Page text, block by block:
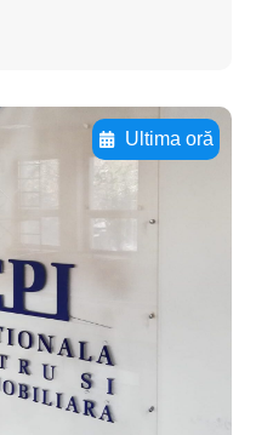
Ultima oră
pentru
aici
aici
aici